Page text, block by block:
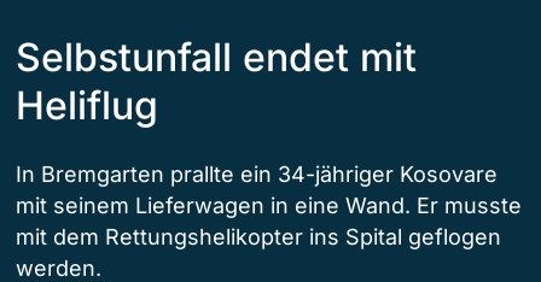
Selbstunfall endet mit
Heliflug
In Bremgarten prallte ein 34-jähriger Kosovare
mit seinem Lieferwagen in eine Wand. Er musste
mit dem Rettungshelikopter ins Spital geflogen
werden.